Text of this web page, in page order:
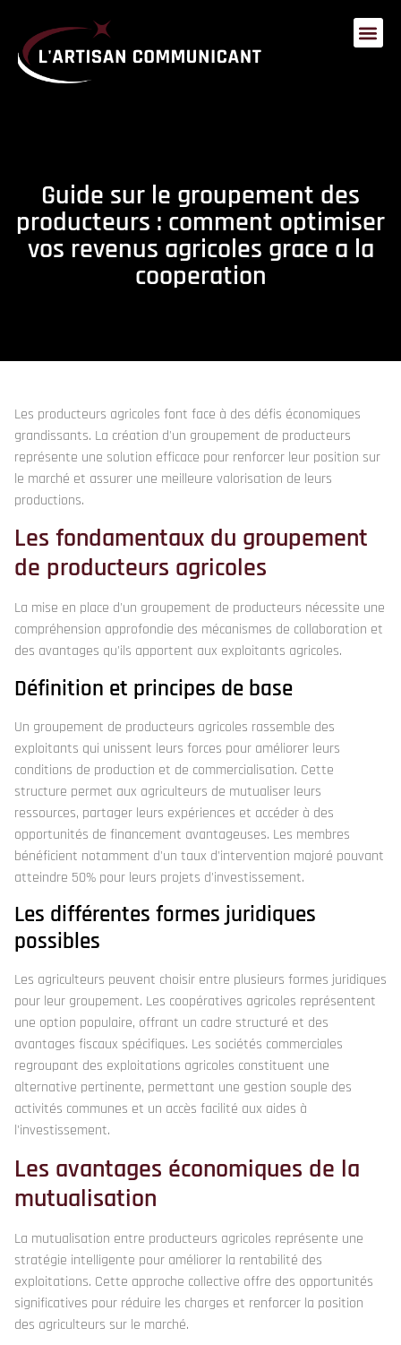
Guide sur le groupement des
producteurs : comment optimiser
vos revenus agricoles grace a la
cooperation
Les producteurs agricoles font face à des défis économiques
grandissants. La création d'un groupement de producteurs
représente une solution efficace pour renforcer leur position sur
le marché et assurer une meilleure valorisation de leurs
productions.
Les fondamentaux du groupement
de producteurs agricoles
La mise en place d'un groupement de producteurs nécessite une
compréhension approfondie des mécanismes de collaboration et
des avantages qu'ils apportent aux exploitants agricoles.
Définition et principes de base
Un groupement de producteurs agricoles rassemble des
exploitants qui unissent leurs forces pour améliorer leurs
conditions de production et de commercialisation. Cette
structure permet aux agriculteurs de mutualiser leurs
ressources, partager leurs expériences et accéder à des
opportunités de financement avantageuses. Les membres
bénéficient notamment d'un taux d'intervention majoré pouvant
atteindre 50% pour leurs projets d'investissement.
Les différentes formes juridiques
possibles
Les agriculteurs peuvent choisir entre plusieurs formes juridiques
pour leur groupement. Les coopératives agricoles représentent
une option populaire, offrant un cadre structuré et des
avantages fiscaux spécifiques. Les sociétés commerciales
regroupant des exploitations agricoles constituent une
alternative pertinente, permettant une gestion souple des
activités communes et un accès facilité aux aides à
l'investissement.
Les avantages économiques de la
mutualisation
La mutualisation entre producteurs agricoles représente une
stratégie intelligente pour améliorer la rentabilité des
exploitations. Cette approche collective offre des opportunités
significatives pour réduire les charges et renforcer la position
des agriculteurs sur le marché.